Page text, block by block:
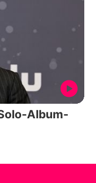
Album-